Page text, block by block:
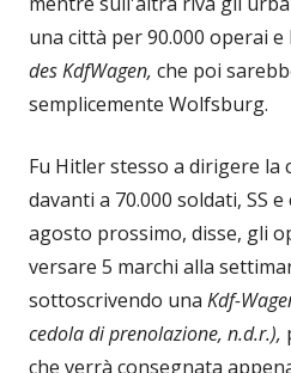
una città per 90.000 operai
des KdfWagen, che poi
semplicemente Wolfsburg.
Fu Hitler stesso a dirigere la
davanti a 70.000 soldati, SS
agosto prossimo, disse, gli
versare 5 marchi alla
sottoscrivendo una Kdf-
cedola di prenolazione, n.d.r.),
che verrà consegnata